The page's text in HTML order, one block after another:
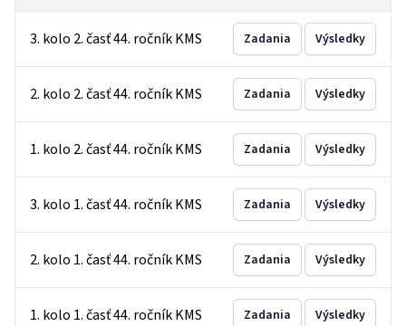
3. kolo 2. časť 44. ročník KMS Zadania Výsledky
2. kolo 2. časť 44. ročník KMS Zadania Výsledky
1. kolo 2. časť 44. ročník KMS Zadania Výsledky
3. kolo 1. časť 44. ročník KMS Zadania Výsledky
2. kolo 1. časť 44. ročník KMS Zadania Výsledky
1. kolo 1. časť 44. ročník KMS Zadania Výsledky